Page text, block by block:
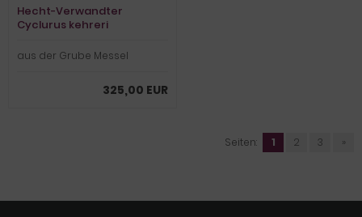
Hecht-Verwandter
Cyclurus kehreri
aus der Grube Messel
325,00 EUR
Seiten: 1 2 3 »